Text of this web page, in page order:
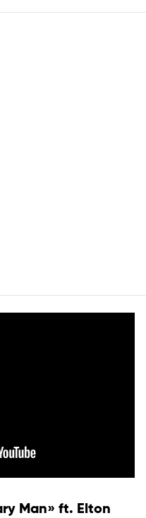
Man» ft. Elton